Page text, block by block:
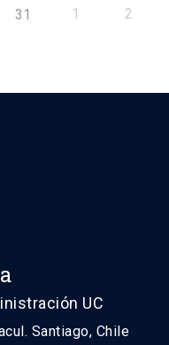
31 1 2
UC
Santiago, Chile